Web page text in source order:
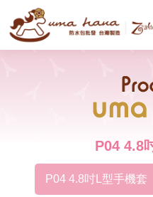
P04 4.8
P04 4.8吋L型手機套